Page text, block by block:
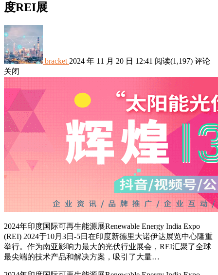
度REI展
bracket 2024 年 11 月 20 日 12:41 阅读(1,197) 评论
关闭
2024年印度国际可再生能源展Renewable Energy India Expo
(REI) 2024于10月3日-5日在印度新德里大诺伊达展览中心隆重
举行。作为南亚影响力最大的光伏行业展会，REI汇聚了全球
最尖端的技术产品和解决方案，吸引了大量…